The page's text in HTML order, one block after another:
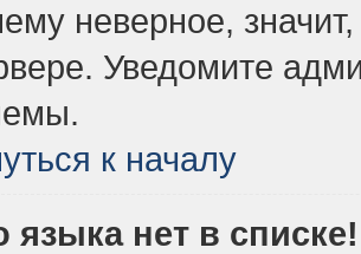
неверное,
Уведомите
к началу
языка нет в списке!